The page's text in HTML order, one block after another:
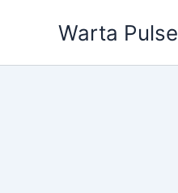
Warta Pulse